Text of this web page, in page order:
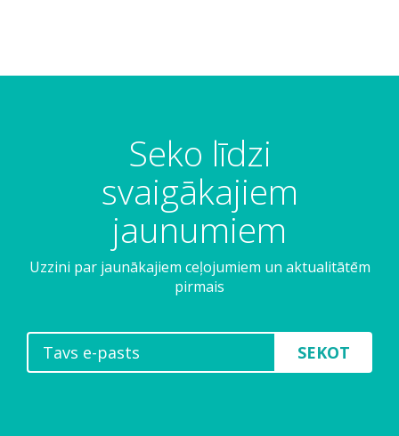
Seko līdzi
svaigākajiem
jaunumiem
Uzzini par jaunākajiem ceļojumiem un aktualitātēm
pirmais
SEKOT